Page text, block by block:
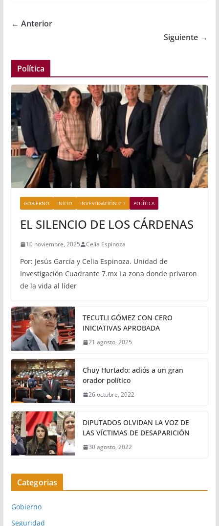
← Anterior
Siguiente →
Política
GOBIERNO INICIO INVESTIGACIÓN C-7 POLÍTICA
EL SILENCIO DE LOS CÁRDENAS
10 noviembre, 2025 Celia Espinoza
Por: Jesús García y Celia Espinoza. Unidad de
Investigación Cuadrante 7.mx La zona donde privaron
de la vida al líder
TECUTLI GÓMEZ CON CERO
INICIATIVAS APROBADA
21 agosto, 2025
Chuy Hurtado: adiós a un gran
orador político
26 octubre, 2022
DIPUTADOS OLVIDAN LA VOZ DE
LAS VÍCTIMAS DE DESAPARICIÓN
30 agosto, 2022
Categorias
Gobierno
Seguridad